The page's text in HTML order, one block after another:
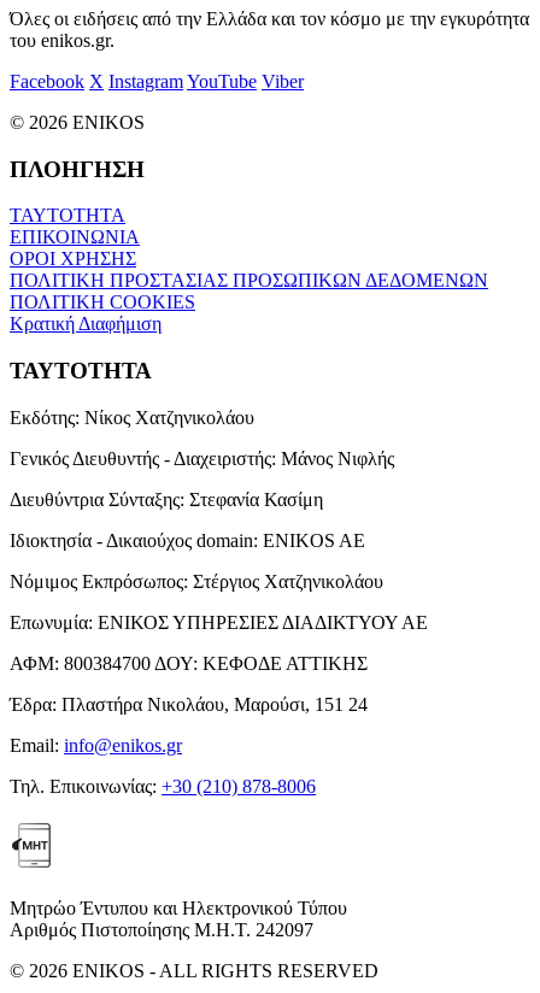
Όλες οι ειδήσεις από την Ελλάδα και τον κόσμο με την εγκυρότητα
του enikos.gr.
Facebook X InstagramYouTube Viber
© 2026 ENIKOS
ΠΛΟΗΓΗΣΗ
ΤΑΥΤΟΤΗΤΑ
ΕΠΙΚΟΙΝΩΝΙΑ
ΟΡΟΙ ΧΡΗΣΗΣ
ΠΟΛΙΤΙΚΗ ΠΡΟΣΤΑΣΙΑΣ ΠΡΟΣΩΠΙΚΩΝ ΔΕΔΟΜΕΝΩΝ
ΠΟΛΙΤΙΚΗ COOKIES
Κρατική Διαφήμιση
ΤΑΥΤΟΤΗΤΑ
Εκδότης: Νίκος Χατζηνικολάου
Γενικός Διευθυντής - Διαχειριστής: Μάνος Νιφλής
Διευθύντρια Σύνταξης: Στεφανία Κασίμη
Ιδιοκτησία - Δικαιούχος domain: ENIKOS AE
Νόμιμος Εκπρόσωπος: Στέργιος Χατζηνικολάου
Επωνυμία: ΕΝΙΚΟΣ ΥΠΗΡΕΣΙΕΣ ΔΙΑΔΙΚΤΥΟΥ ΑΕ
ΑΦΜ: 800384700 ΔΟΥ: ΚΕΦΟΔΕ ΑΤΤΙΚΗΣ
Έδρα: Πλαστήρα Νικολάου, Μαρούσι, 151 24
Email: info@enikos.gr
Τηλ. Επικοινωνίας: +30 (210) 878-8006
Μητρώο Έντυπου και Ηλεκτρονικού Τύπου
Αριθμός Πιστοποίησης Μ.Η.Τ. 242097
© 2026 ENIKOS - ALL RIGHTS RESERVED